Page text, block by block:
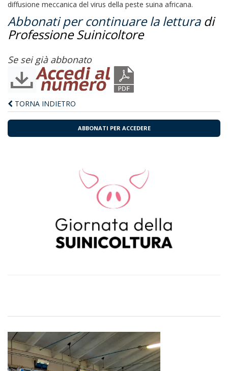
diffusione meccanica del virus della peste suina africana.
Abbonati per continuare la letturadi
Professione Suinicoltore
Se sei già abbonato
TORNA INDIETRO
ABBONATI PER ACCEDERE